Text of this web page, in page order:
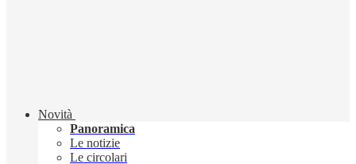
Novità
Panoramica
Le notizie
Le circolari